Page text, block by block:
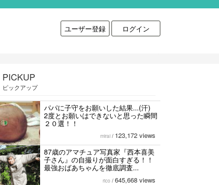
ユーザー登録 ログイン
PICKUP
ピックアップ
パパに子守をお願いした結果...(汗)
2度とお願いはできないと思った瞬間
２０選！！
mirai / 123,172 views
87歳のアマチュア写真家『西本喜美
子さん』の自撮りが面白すぎる！！
最強おばあちゃんを徹底調査...
rico / 645,668 views